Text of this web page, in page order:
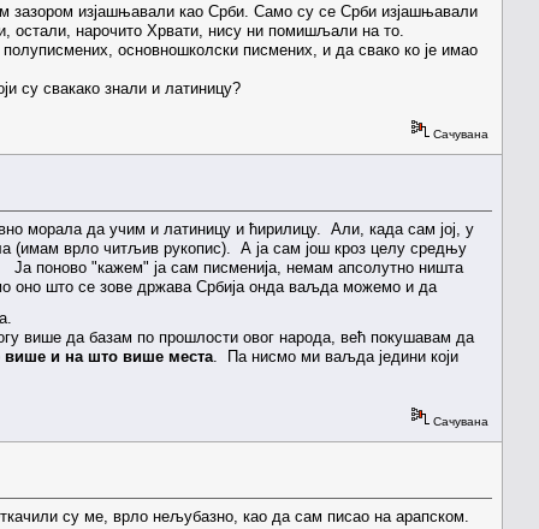
зазором изјашњавали као Срби. Само су се Срби изјашњавали
остали, нарочито Хрвати, нису ни помишљали на то.
основношколски писмених, и да свако ко је имао
су свакако знали и латиницу?
Сачувана
морала да учим и латиницу и ћирилицу. Али, када сам јој, у
(имам врло читљив рукопис). А ја сам још кроз целу средњу
Ја поново "кажем" ја сам писменија, немам апсолутно ништа
оно што се зове држава Србија онда ваљда можемо и да
више да базам по прошлости овог народа, већ покушавам да
више и на што више места . Па нисмо ми ваљда једини који
Сачувана
су ме, врло нељубазно, као да сам писао на арапском.